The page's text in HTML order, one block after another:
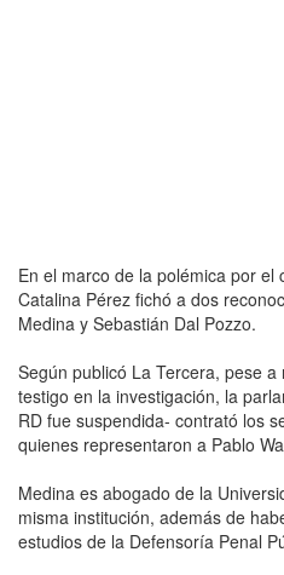
En el marco de la polémica por el
Catalina Pérez fichó a dos
Medina y Sebastián Dal Pozzo.
Según publicó La Tercera, pese
testigo en la investigación, la
RD fue suspendida- contrató los
quienes representaron a Pablo
Medina es abogado de la
misma institución, además de
estudios de la Defensoría Penal